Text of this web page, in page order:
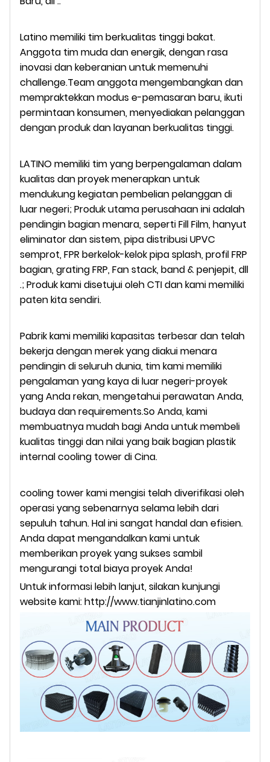
Latino memiliki tim berkualitas tinggi bakat.
Anggota tim muda dan energik, dengan rasa
inovasi dan keberanian untuk memenuhi
challenge.Team anggota mengembangkan dan
mempraktekkan modus e-pemasaran baru, ikuti
permintaan konsumen, menyediakan pelanggan
dengan produk dan layanan berkualitas tinggi.
LATINO memiliki tim yang berpengalaman dalam
kualitas dan proyek menerapkan untuk
mendukung kegiatan pembelian pelanggan di
luar negeri; Produk utama perusahaan ini adalah
pendingin bagian menara, seperti Fill Film, hanyut
eliminator dan sistem, pipa distribusi UPVC
semprot, FPR berkelok-kelok pipa splash, profil FRP
bagian, grating FRP, Fan stack, band & penjepit, dll
.; Produk kami disetujui oleh CTI dan kami memiliki
paten kita sendiri.
Pabrik kami memiliki kapasitas terbesar dan telah
bekerja dengan merek yang diakui menara
pendingin di seluruh dunia, tim kami memiliki
pengalaman yang kaya di luar negeri-proyek
yang Anda rekan, mengetahui perawatan Anda,
budaya dan requirements.So Anda, kami
membuatnya mudah bagi Anda untuk membeli
kualitas tinggi dan nilai yang baik bagian plastik
internal cooling tower di Cina.
cooling tower kami mengisi telah diverifikasi oleh
operasi yang sebenarnya selama lebih dari
sepuluh tahun. Hal ini sangat handal dan efisien.
Anda dapat mengandalkan kami untuk
memberikan proyek yang sukses sambil
mengurangi total biaya proyek Anda!
Untuk informasi lebih lanjut, silakan kunjungi
website kami:http://www.tianjinlatino.com